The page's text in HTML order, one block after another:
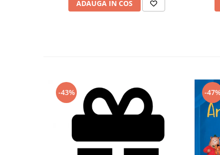
ADAUGA IN COS
-43% -